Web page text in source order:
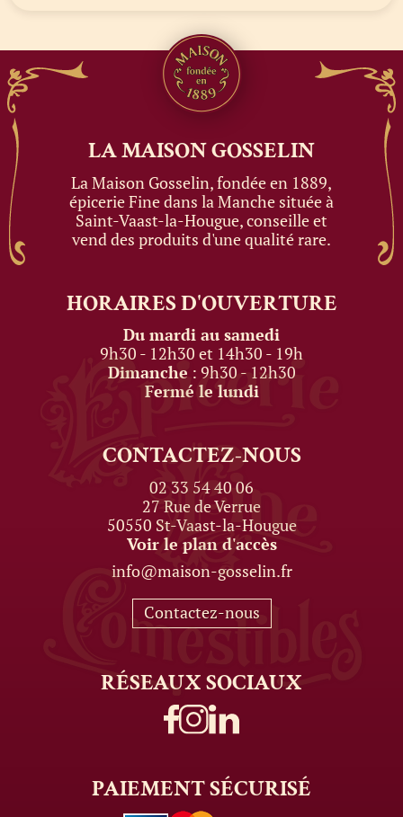
LA MAISONGOSSELIN
La Maison Gosselin, fondée en 1889,
épicerie Fine dans la Manche située à
Saint-Vaast-la-Hougue, conseille et
vend des produits d'une qualité rare.
HORAIRESD'OUVERTURE
Du mardi au samedi
9h30 - 12h30 et 14h30 - 19h
Dimanche : 9h30 - 12h30
Fermé le lundi
CONTACTEZ-NOUS
02 33 54 40 06
27 Rue de Verrue
50550 St-Vaast-la-Hougue
Voir le plan d'accès
info@maison-gosselin.fr
Contactez-nous
RÉSEAUXSOCIAUX
PAIEMENTSÉCURISÉ